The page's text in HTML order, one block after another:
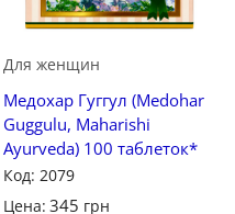
Для женщин
Медохар Гуггул (Medohar
Guggulu, Maharishi
Ayurveda) 100 таблеток*
Код: 2079
Цена: 345 грн